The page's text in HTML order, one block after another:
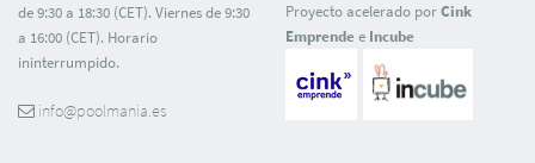
de 9:30 a 18:30 (CET). Viernes de 9:30
a 16:00 (CET). Horario
ininterrumpido.
info@poolmania.es
Proyecto acelerado porCink
Emprendee Incube